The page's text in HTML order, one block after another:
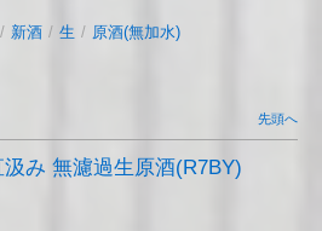
/ 新酒 / 生 / 原酒(無加水)
先頭へ
み 無濾過生原酒(R7BY)